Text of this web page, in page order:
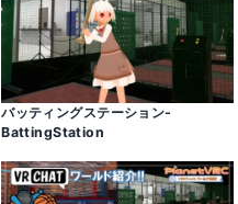
バッティングステーション-
BattingStation